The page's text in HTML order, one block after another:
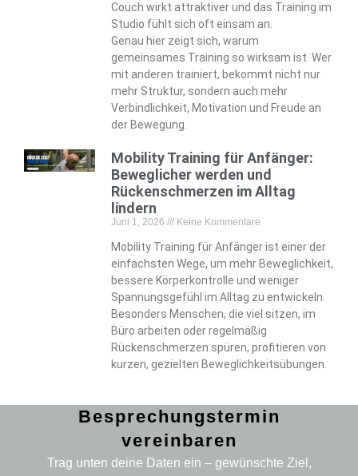
Couch wirkt attraktiver und das Training im
Studio fühlt sich oft einsam an.
Genau hier zeigt sich, warum
gemeinsames Training so wirksam ist. Wer
mit anderen trainiert, bekommt nicht nur
mehr Struktur, sondern auch mehr
Verbindlichkeit, Motivation und Freude an
der Bewegung.
Mobility Training für Anfänger:
Beweglicher werden und
Rückenschmerzen im Alltag
lindern
Juni 1, 2026 Keine Kommentare
Mobility Training für Anfänger ist einer der
einfachsten Wege, um mehr Beweglichkeit,
bessere Körperkontrolle und weniger
Spannungsgefühl im Alltag zu entwickeln.
Besonders Menschen, die viel sitzen, im
Büro arbeiten oder regelmäßig
Rückenschmerzen spüren, profitieren von
kurzen, gezielten Beweglichkeitsübungen.
Besprechungstermin
vereinbaren
Trag unten deine Daten ein – gewünschte Ziel,